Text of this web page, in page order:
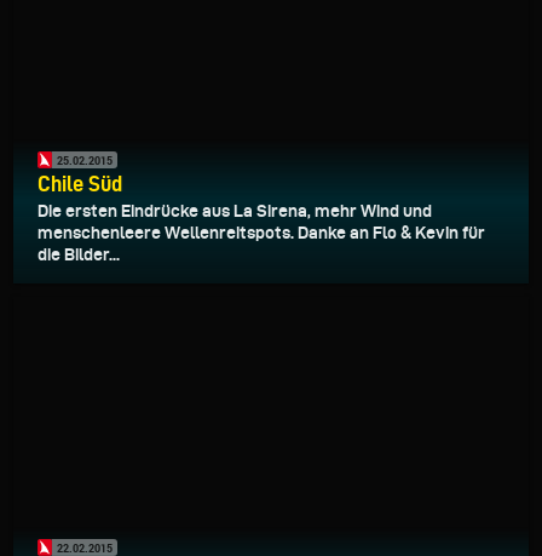
25.02.2015
Chile Süd
Die ersten Eindrücke aus La Sirena, mehr Wind und
menschenleere Wellenreitspots. Danke an Flo & Kevin für
die Bilder...
22.02.2015